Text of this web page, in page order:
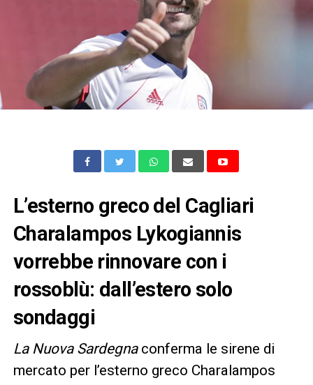
L’esterno greco del Cagliari
Charalampos Lykogiannis
vorrebbe rinnovare con i
rossoblù: dall’estero solo
sondaggi
La Nuova Sardegnaconferma le sirene di
mercato per l’esterno greco Charalampos